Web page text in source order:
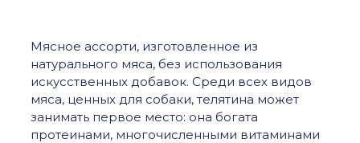
консервированный
корм
для
щенков,
Мясное ассорти, изготовленное из
натурального мяса, без использования
искусственных добавок. Среди всех видов
мяса, ценных для собаки, телятина может
занимать первое место: она богата
протеинами, многочисленными витаминами